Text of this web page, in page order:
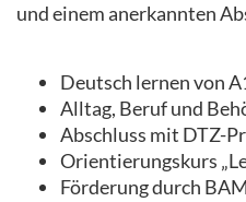
und einem anerkannten
Deutsch lernen von
Alltag, Beruf und
Abschluss mit DTZ-
Orientierungskurs
Förderung durch